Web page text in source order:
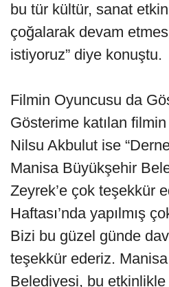
bu tür kültür, sanat
çoğalarak devam
istiyoruz” diye konuştu.
Filmin Oyuncusu da
Gösterime katılan
Nilsu Akbulut ise
Manisa Büyükşehir
Zeyrek’e çok teşekkür
Haftası’nda yapılmış
Bizi bu güzel günde
teşekkür ederiz.
Belediyesi, bu